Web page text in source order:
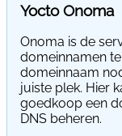
Yocto Onoma
Onoma is de
domeinnamen
domeinnaam
juiste plek. Hier
goedkoop een
DNS beheren.